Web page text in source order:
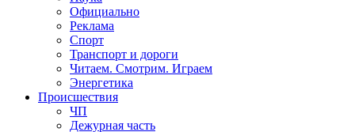
Официально
Реклама
Спорт
Транспорт и дороги
Читаем. Смотрим. Играем
Энергетика
Происшествия
ЧП
Дежурная часть